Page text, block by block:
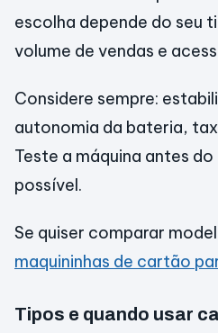
escolha depende do seu
volume de vendas e
Considere sempre:
autonomia da bateria,
Teste a máquina antes
possível.
Se quiser comparar
maquininhas de cartão
Tipos e quando usar